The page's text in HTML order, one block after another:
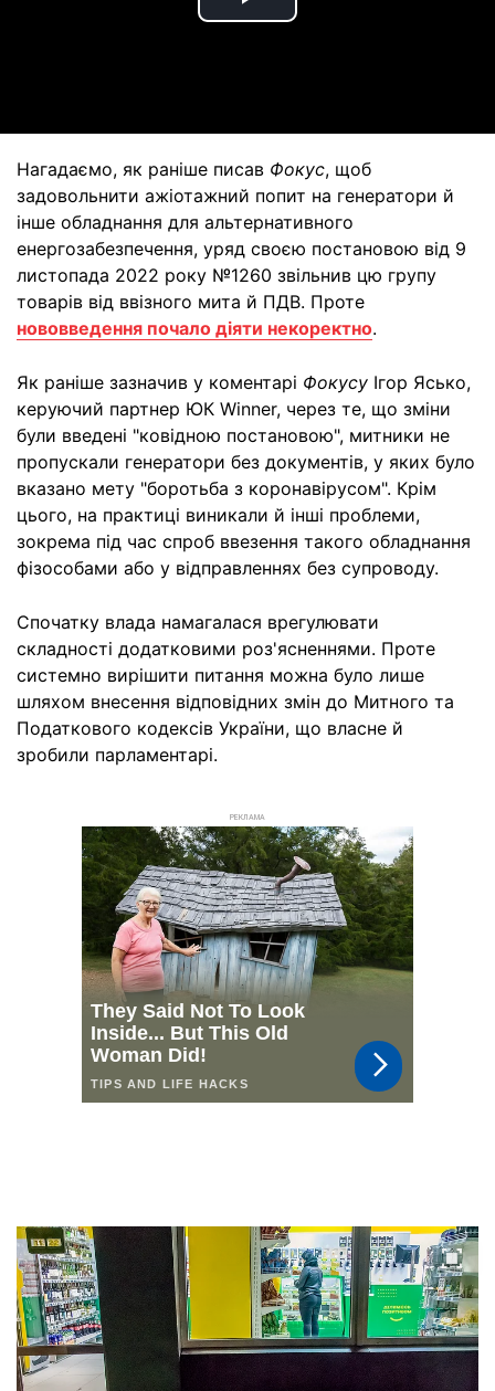
Play
Нагадаємо, як раніше писав Фокус, щоб
задовольнити ажіотажний попит на генератори й
інше обладнання для альтернативного
енергозабезпечення, уряд своєю постановою від 9
листопада 2022 року №1260 звільнив цю групу
товарів від ввізного мита й ПДВ. Проте
нововведення почало діяти некоректно.
Як раніше зазначив у коментарі Фокусу Ігор Ясько,
керуючий партнер ЮК Winner, через те, що зміни
були введені "ковідною постановою", митники не
пропускали генератори без документів, у яких було
вказано мету "боротьба з коронавірусом". Крім
цього, на практиці виникали й інші проблеми,
зокрема під час спроб ввезення такого обладнання
фізособами або у відправленнях без супроводу.
Спочатку влада намагалася врегулювати
складності додатковими роз'ясненнями. Проте
системно вирішити питання можна було лише
шляхом внесення відповідних змін до Митного та
Податкового кодексів України, що власне й
зробили парламентарі.
РЕКЛАМА